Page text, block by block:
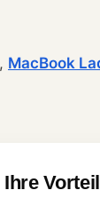
, MacBook
Ihre